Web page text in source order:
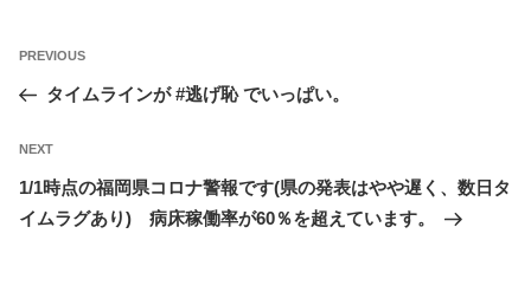
ナ
ビ
ー
Previous
Post
PREVIOUS
タイムラインが #逃げ恥 でいっぱい。
Next
Post
NEXT
1/1時点の福岡県コロナ警報です(県の発表はやや遅く、数日タ
イムラグあり) 病床稼働率が60％を超えています。